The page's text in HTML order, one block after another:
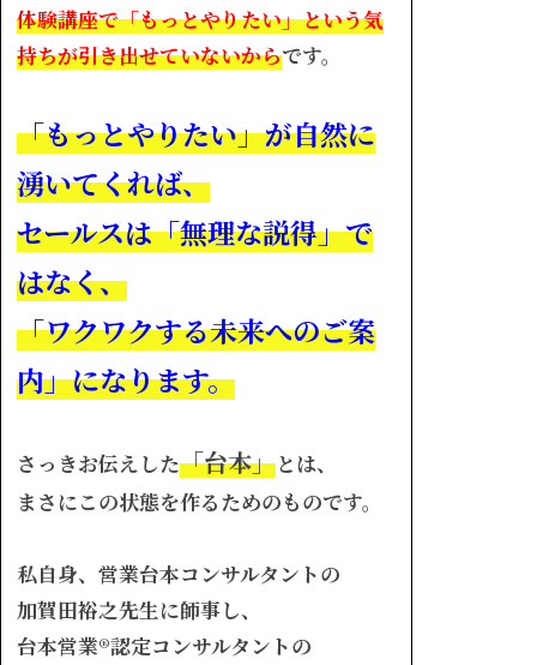
体験講座で「もっとやりたい」という気
持ちが引き出せていないからです。
「もっとやりたい」が自然に
湧いてくれば、
セールスは「無理な説得」で
はなく、
「ワクワクする未来へのご案
内」になります。
さっきお伝えした「台本」とは、
まさにこの状態を作るためのものです。
私自身、営業台本コンサルタントの
加賀田裕之先生に師事し、
台本営業®︎認定コンサルタントの